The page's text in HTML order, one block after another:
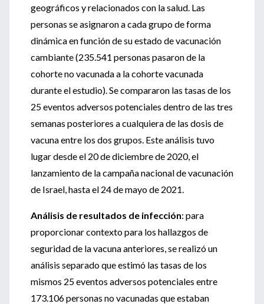
geográficos y relacionados con la salud. Las
personas se asignaron a cada grupo de forma
dinámica en función de su estado de vacunación
cambiante (235.541 personas pasaron de la
cohorte no vacunada a la cohorte vacunada
durante el estudio). Se compararon las tasas de los
25 eventos adversos potenciales dentro de las tres
semanas posteriores a cualquiera de las dosis de
vacuna entre los dos grupos. Este análisis tuvo
lugar desde el 20 de diciembre de 2020, el
lanzamiento de la campaña nacional de vacunación
de Israel, hasta el 24 de mayo de 2021.
Análisis de resultados de infección: para
proporcionar contexto para los hallazgos de
seguridad de la vacuna anteriores, se realizó un
análisis separado que estimó las tasas de los
mismos 25 eventos adversos potenciales entre
173.106 personas no vacunadas que estaban